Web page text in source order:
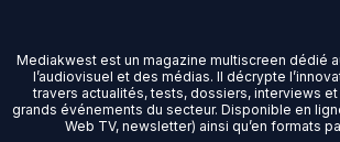
Mediakwest est un magazine multiscreen dédié
l’audiovisuel et des médias. Il décrypte
travers actualités, tests, dossiers, interviews
grands événements du secteur. Disponible en
Web TV, newsletter) ainsi qu’en formats